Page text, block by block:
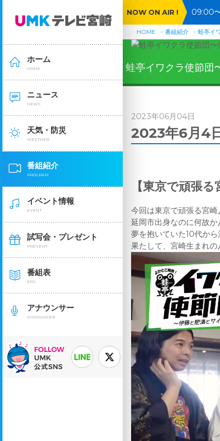
ホーム
HOME
ニュース
NEWS
天気・防災
WEATHER
番組紹介
PROGRAM
イベント情報
EVENT
試写会・プレゼント
PRESENT
番組表
EPG
アナウンサー
ANNOUNCER
NOW ON AIR !
09:00
お盆
HOME 番組紹介 蛙亭イ
蛙亭イワクラ使節団
2023年06月04日
2023年6月4
【東京で頑張
今回は東京で頑張る宮
延岡市出身なのに何故
夢を抱いていた10代か
果たして、宮崎生まれ